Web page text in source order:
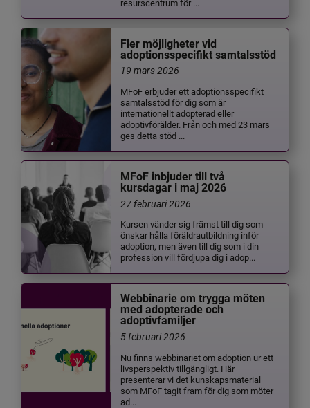
resurscentrum för ...
Fler möjligheter vid
adoptionsspecifikt samtalsstöd
19 mars 2026
MFoF erbjuder ett adoptionsspecifikt
samtalsstöd för dig som är
internationellt adopterad eller
adoptivförälder. Från och med 23 mars
ges detta stöd ...
MFoF inbjuder till två
kursdagar i maj 2026
27 februari 2026
Kursen vänder sig främst till dig som
önskar hålla föräldrautbildning inför
adoption, men även till dig som i din
profession vill fördjupa dig i adop...
Webbinarie om trygga möten
med adopterade och
adoptivfamiljer
5 februari 2026
Nu finns webbinariet om adoption ur ett
livsperspektiv tillgängligt. Här
presenterar vi det kunskapsmaterial
som MFoF tagit fram för dig som möter
ad...